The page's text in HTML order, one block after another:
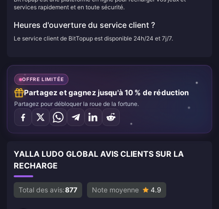
services rapidement et en toute sécurité.
Heures d'ouverture du service client ?
Le service client de BitTopup est disponible 24h/24 et 7j/7.
OFFRE LIMITÉE
Partagez et gagnez jusqu'à 10 % de réduction
Partagez pour débloquer la roue de la fortune.
YALLA LUDO GLOBAL AVIS CLIENTS SUR LA
RECHARGE
Total des avis:877 Note moyenne 4.9